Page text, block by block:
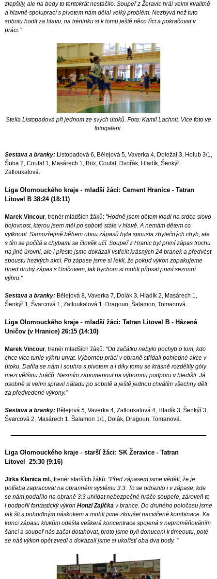
zlepšily, ale na body to tentokrát nestačilo. Soupeř z Žeravic hrál velmi kvalitně
a hlavně spoluprací s pivotem nám dělal velký problém. Nezbývá než tuto
sobotu hodit za hlavu, na tréninku si k tomu ještě něco říct a pokračovat v
práci."
Stella Listopadová při jednom ze svých útoků. Foto: Kamil Lachnit. Více foto ve
fotogalerii
Sestava a branky: Listopadová 6, Bělejová 5, Vaverka 4, Doležal 3, Holub 3/1,
Šuba 2, Coufal 1, Masárech 1, Brix, Coufal, Dvořák, Hladík, Šenkýř,
Zatloukalová.
Liga Olomouckého kraje - mladší žáci: Cement Hranice - Tatran
Litovel B 38:24 (18:11)
Marek Vincour , trenér mladších žáků: "Hodně jsem dětem kladl na srdce slovo
bojovnost, kterou jsem měl po sobotě stále v hlavě. A nemám dětem co
vytknout. Samozřejmě během obou zápasů byla spousta zbytečných chyb, ale
s tím se počítá a chybami se člověk učí. Soupeř z Hranic byl první zápas trochu
na jiné úrovni, ale i přesto jsme dokázali vstřelit krásných 24 branek a předvést
spoustu hezkých akcí. Po zápase jsme si řekli, že pokud výkon zopakujeme
hned druhý zápas s Uničovem, tak bychom si mohli připsat první sezonní
výhru."
Sestava a branky: Bělejová 8, Vaverka 7, Dolák 3, Hladík 2, Masárech 1,
Šenkýř 1, Švarcová 1, Zatloukalová 1, Dragoun, Šalamon, Tomanová.
Liga Olomouckého kraje - mladší žáci: Tatran Litovel B - Házená
Uničov (v Hranice) 26:15 (14:10)
Marek Vincour , trenér mladších žáků: "Od začátku nebylo pochyb o tom, kdo
chce více tuhle výhru urvat. Výbornou práci v obraně střídali pohledné akce v
útoku. Dařila se nám i souhra s pivotem a i díky tomu se krásně rozdělily góly
mezi většinu hráčů. Nesmím zapomenout na výbornou podporu v hledišti. Já
osobně si velmi spravil náladu po sobotě a ještě jednou chválím všechny děti
za předvedené výkony."
Sestava a branky: Bělejová 5, Vaverka 4, Zatloukalová 4, Hladík 3, Šenkýř 3,
Švarcová 2, Masárech 1, Šalamon 1/1, Dolák, Dragoun, Tomanová.
Liga Olomouckého kraje - starší žáci: SK Žeravice - Tatran
Litovel 25:30 (9:16)
Jirka Klanica ml. , trenér starších žáků: "Před zápasem jsme věděli, že je
potřeba zapracovat na obranném systému 3:3. To se odrazilo i v zápase, kde
se nám podařilo na obraně 3:3 uhlídat nebezpečné hráče soupeře, zároveň to
i podpořil fantastický výkon Honzi Zajíčka v brance. Do druhého poločasu jsme
tak šli s pohodlným náskokem a mohli jsme zkoušet nacvičené kombinace. Ke
konci zápasu klukům odešla veškerá koncentrace spojená s neproměňováním
šancí a soupeř nás začal dotahovat, proto jsme byli donuceni k timeoutu, poté
se náš výkon opět zvedl a dokázali jsme si ukořisti oba dva body. "